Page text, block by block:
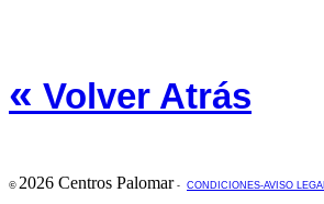
« Volver Atrás
© 2026 Centros Palomar- CONDICIONES-AVISO LEGAL